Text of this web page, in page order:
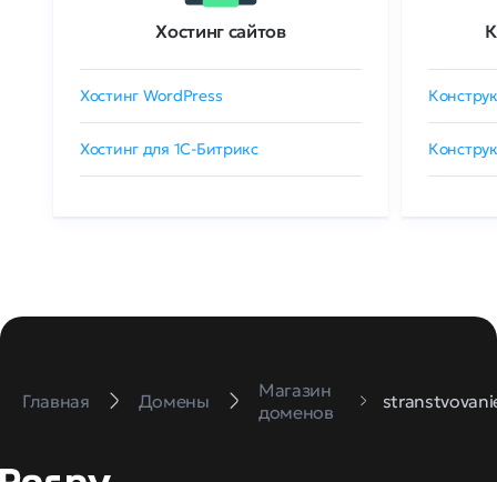
Хостинг сайтов
Хостинг WordPress
Хостинг для 1C-Битрикс
Главная Домены
Магазин
доменов